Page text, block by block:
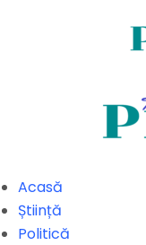
Acasă
Știință
Politică